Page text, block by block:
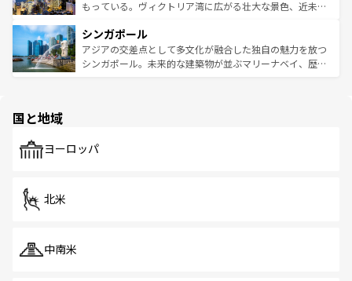
が旅行者を迎えてくれるので、きっと忘れられない旅にな
参照してほしい。
いビーチでリゾート気分を楽しむことができる。タイ料理
激する。気候は一年中温暖で、どの季節にも異なる楽しみ
が待っている。親しみやすいタイの人々、仏教を中心とし
た文化、そして多様な観光資源が、訪れる旅人を魅了し続
もっている。ヴィクトリア湾に広がる壮大な景色、近未来
み、どこを訪れても感動するはず。観光スポットが密集し
ており、効率よく見どころを回れるのも魅力。息をのむよ
うな絶景から文化的な体験まで、香港を存分に楽しみ尽く
シンガポール
アジアの交差点として多文化が融合した独自の魅力を放つ
シンガポール。未来的な建築物が並ぶマリーナベイ、歴史
で、ホーカーズは地元の風情を楽しめる外せないスポット
国と地域
ヨーロッパ
北米
中南米